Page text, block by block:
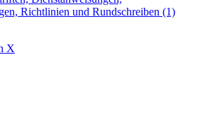
Richtlinien und Rundschreiben (1)
X